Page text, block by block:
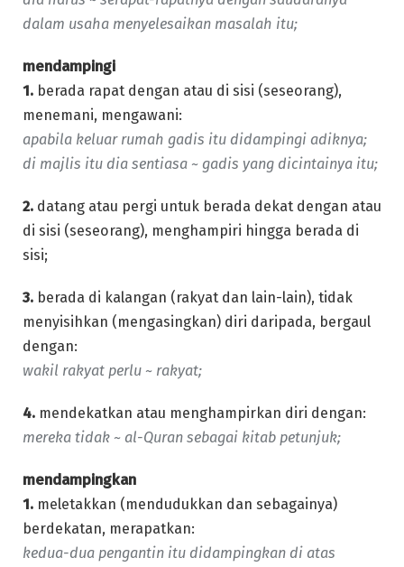
dalam usaha menyelesaikan masalah itu;
mendampingi
1. berada rapat dengan atau di sisi (seseorang),
menemani, mengawani:
apabila keluar rumah gadis itu didampingi adiknya;
di majlis itu dia sentiasa ~ gadis yang dicintainya itu;
2. datang atau pergi untuk berada dekat dengan atau
di sisi (seseorang), menghampiri hingga berada di
sisi;
3. berada di kalangan (rakyat dan lain-lain), tidak
menyisihkan (mengasingkan) diri daripada, bergaul
dengan:
wakil rakyat perlu ~ rakyat;
4. mendekatkan atau menghampirkan diri dengan:
mereka tidak ~ al-Quran sebagai kitab petunjuk;
mendampingkan
1. meletakkan (mendudukkan dan sebagainya)
berdekatan, merapatkan:
kedua-dua pengantin itu didampingkan di atas